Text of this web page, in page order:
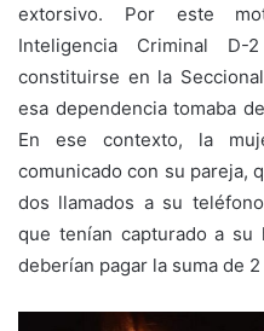
extorsivo. Por este
Inteligencia Criminal
constituirse en la
esa dependencia tomaba
En ese contexto, la
comunicado con su pareja,
dos llamados a su
que tenían capturado a
deberían pagar la suma de